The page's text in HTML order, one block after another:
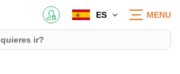
ES MENU